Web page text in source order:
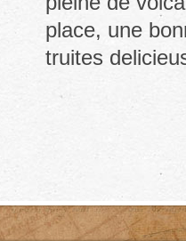
place, une
truites